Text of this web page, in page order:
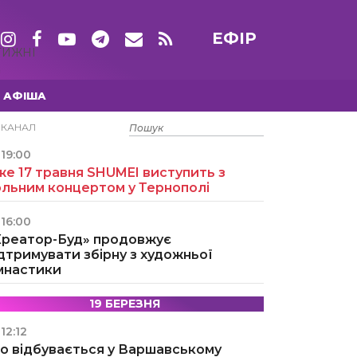
ЕФІР
АФІША
15 ТРАВНЯ
19:00
17 травня SHUMEI виступить з
концертом у Тернополі
16:00
Буд» продовжує
збірну з художньої
19 БЕРЕЗНЯ
12:12
відбувається у Варшавському